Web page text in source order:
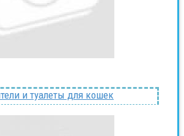
и туалеты для кошек